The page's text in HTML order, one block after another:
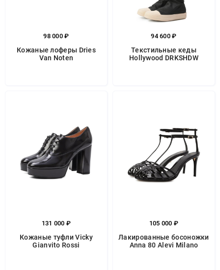
98 000 ₽
Кожаные лоферы Dries
Van Noten
94 600 ₽
Текстильные кеды
Hollywood DRKSHDW
131 000 ₽
Кожаные туфли Vicky
Gianvito Rossi
105 000 ₽
Лакированные босоножки
Anna 80 Alevi Milano